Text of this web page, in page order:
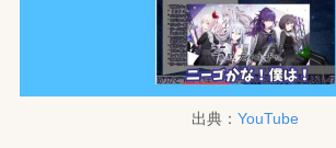
出典： YouTube